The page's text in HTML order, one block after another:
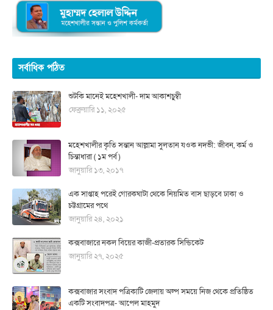
সর্বাধিক পঠিত
শুটকি মানেই মহেশখালী- দাম আকাশচুম্বী
ফেব্রুয়ারি ১১, ২০২৫
মহেশখালীর কৃতি সন্তান আল্লামা সুলতান যওক নদভী: জীবন, কর্ম ও
চিন্তাধারা ( ১ম পর্ব )
জানুয়ারি ১৩, ২০১৭
এক সাপ্তাহ পরেই গোরকঘাটা থেকে নিয়মিত বাস ছাড়বে ঢাকা ও
চট্টগ্রামের পথে
জানুয়ারি ২৪, ২০২১
কক্সবাজারে নকল বিয়ের কাজী-প্রতারক সিন্ডিকেট
জানুয়ারি ২৭, ২০২৫
কক্সবাজার সংবাদ পত্রিকাটি জেলায় অল্প সময়ে নিজ থেকে প্রতিষ্ঠিত
একটি সংবাদপত্র- আপেল মাহমুদ